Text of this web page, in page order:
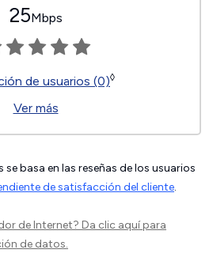
25Mbps
de usuarios (0)◊
Ver más
basa en las reseñas de los usuarios
de satisfacción del cliente.
de Internet? Da clic aquípara
de datos.